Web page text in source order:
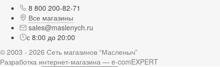
8 800 200-82-71
Все магазины
sales@maslenych.ru
с 8:00 до 20:00
© 2003 - 2026 Сеть магазинов “Масленыч”
Разработка интернет-магазина — e-comEXPERT